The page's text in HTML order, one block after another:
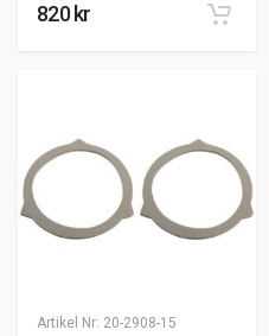
820 kr
Artikel Nr: 20-2908-15